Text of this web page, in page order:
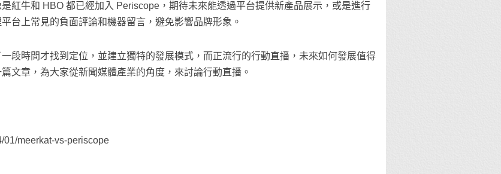
紅牛和 HBO 都已經加入 Periscope，期待未來能透過平台提供新產品展示，或是進行
台上常見的負面評論和機器留言，避免影響品牌形象。
段時間才找到定位，並建立獨特的發展模式，而正流行的行動直播，未來如何發展值得
文章，為大家從新聞媒體產業的角度，來討論行動直播。
01/meerkat-vs-periscope